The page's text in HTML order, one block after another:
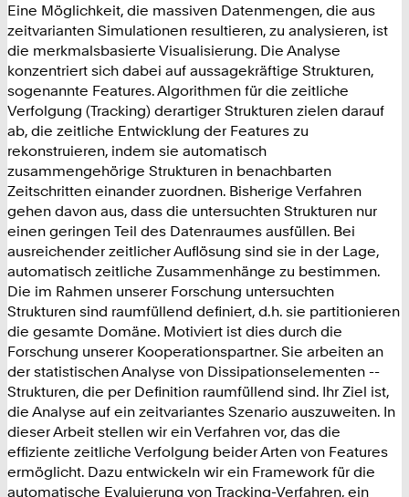
Eine Möglichkeit, die massiven Datenmengen, die aus
zeitvarianten Simulationen resultieren, zu analysieren, ist
die merkmalsbasierte Visualisierung. Die Analyse
konzentriert sich dabei auf aussagekräftige Strukturen,
sogenannte Features. Algorithmen für die zeitliche
Verfolgung (Tracking) derartiger Strukturen zielen darauf
ab, die zeitliche Entwicklung der Features zu
rekonstruieren, indem sie automatisch
zusammengehörige Strukturen in benachbarten
Zeitschritten einander zuordnen. Bisherige Verfahren
gehen davon aus, dass die untersuchten Strukturen nur
einen geringen Teil des Datenraumes ausfüllen. Bei
ausreichender zeitlicher Auflösung sind sie in der Lage,
automatisch zeitliche Zusammenhänge zu bestimmen.
Die im Rahmen unserer Forschung untersuchten
Strukturen sind raumfüllend definiert, d.h. sie partitionieren
die gesamte Domäne. Motiviert ist dies durch die
Forschung unserer Kooperationspartner. Sie arbeiten an
der statistischen Analyse von Dissipationselementen --
Strukturen, die per Definition raumfüllend sind. Ihr Ziel ist,
die Analyse auf ein zeitvariantes Szenario auszuweiten. In
dieser Arbeit stellen wir ein Verfahren vor, das die
effiziente zeitliche Verfolgung beider Arten von Features
ermöglicht. Dazu entwickeln wir ein Framework für die
automatische Evaluierung von Tracking-Verfahren, ein